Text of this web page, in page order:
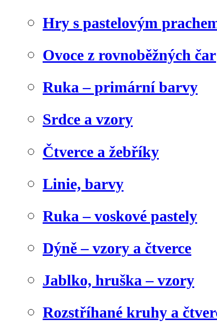
Hry s pastelovým
Ovoce z rovnoběžných čar
Ruka – primární barvy
Srdce a vzory
Čtverce a žebříky
Linie, barvy
Ruka – voskové pastely
Dýně – vzory a čtverce
Jablko, hruška – vzory
Rozstříhané kruhy a